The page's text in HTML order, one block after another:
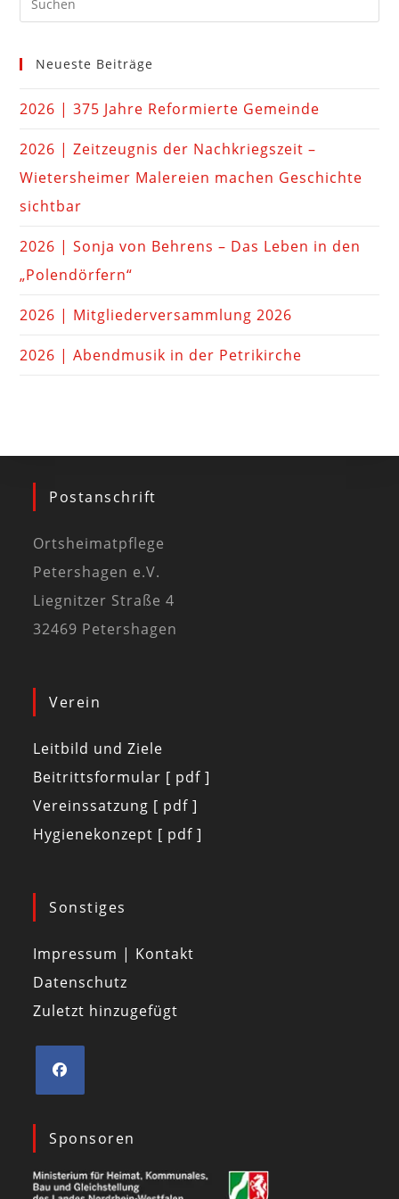
Neueste Beiträge
2026 | 375 Jahre Reformierte Gemeinde
2026 | Zeitzeugnis der Nachkriegszeit –
Wietersheimer Malereien machen Geschichte
sichtbar
2026 | Sonja von Behrens – Das Leben in den
„Polendörfern“
2026 | Mitgliederversammlung 2026
2026 | Abendmusik in der Petrikirche
Postanschrift
Ortsheimatpflege
Petershagen e.V.
Liegnitzer Straße 4
32469 Petershagen
Verein
Leitbild und Ziele
Beitrittsformular [ pdf ]
Vereinssatzung [ pdf ]
Hygienekonzept [ pdf ]
Sonstiges
Impressum | Kontakt
Datenschutz
Zuletzt hinzugefügt
Sponsoren